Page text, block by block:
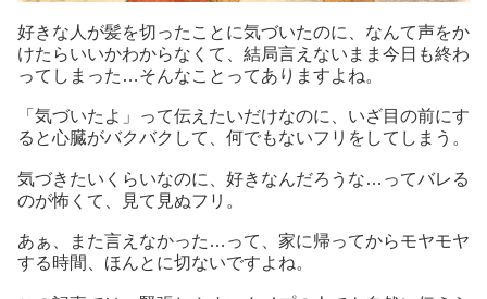
好きな人が髪を切ったことに気づいたのに、なんて声をか
けたらいいかわからなくて、結局言えないまま今日も終わ
ってしまった…そんなことってありますよね。
「気づいたよ」って伝えたいだけなのに、いざ目の前にす
ると心臓がバクバクして、何でもないフリをしてしまう。
気づきたいくらいなのに、好きなんだろうな…ってバレる
のが怖くて、見て見ぬフリ。
あぁ、また言えなかった…って、家に帰ってからモヤモヤ
する時間、ほんとに切ないですよね。